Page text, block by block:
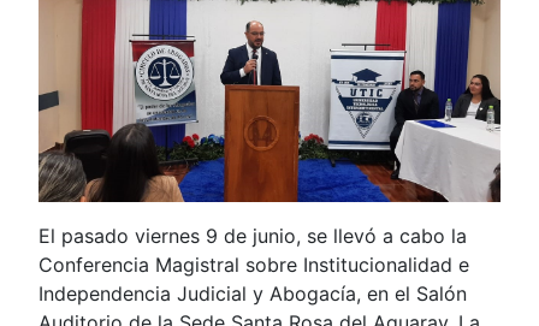
El pasado viernes 9 de junio, se llevó a cabo la
Conferencia Magistral sobre Institucionalidad e
Independencia Judicial y Abogacía, en el Salón